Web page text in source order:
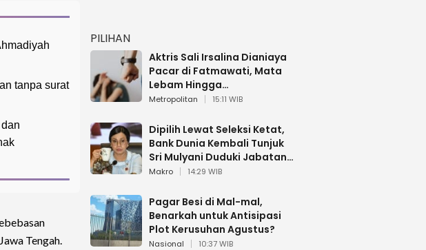
tanpa surat
Tengah.
PILIHAN
Aktris Sali Irsalina Dianiaya
Pacar di Fatmawati, Mata
Lebam Hingga
Diselamatkan Polantas
Metropolitan 15:11 WIB
Dipilih Lewat Seleksi Ketat,
Bank Dunia Kembali Tunjuk
Sri Mulyani Duduki Jabatan
Strategis
Makro 14:29 WIB
Pagar Besi di Mal-mal,
Benarkah untuk Antisipasi
Plot Kerusuhan Agustus?
Nasional 10:37 WIB